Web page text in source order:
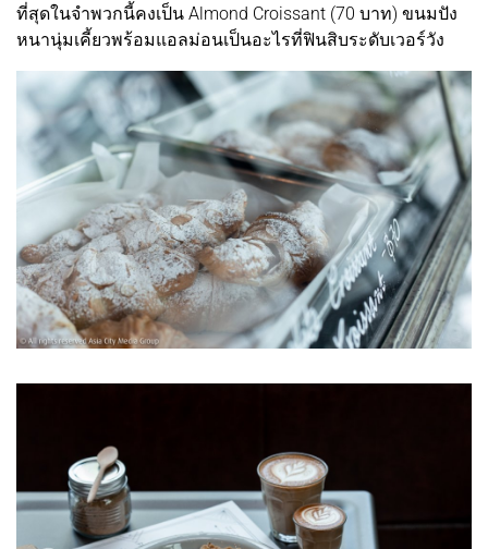
ที่สุดในจำพวกนี้คงเป็น Almond Croissant (70 บาท) ขนมปัง
หนานุ่มเคี้ยวพร้อมแอลม่อนเป็นอะไรที่ฟินสิบระดับเวอร์วัง